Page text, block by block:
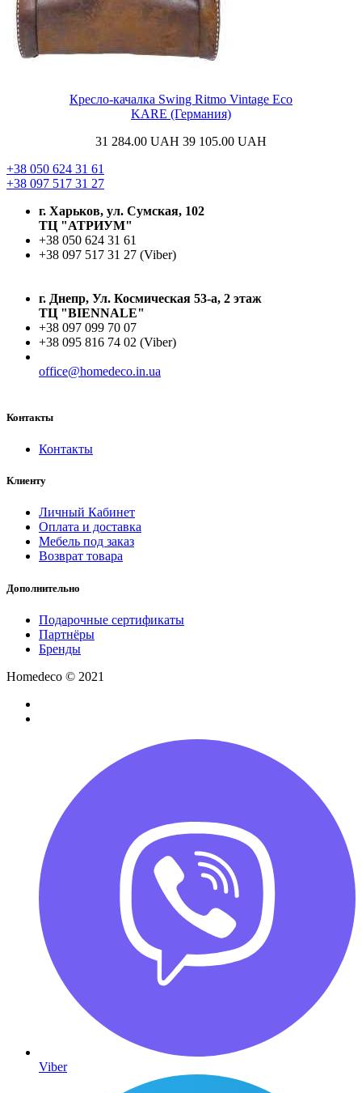
Кресло-качалка Swing Ritmo Vintage Eco
KARE (Германия)
31 284.00 UAH 39 105.00 UAH
+38 050 624 31 61
+38 097 517 31 27
г. Харьков, ул. Сумская, 102
ТЦ "АТРИУМ"
+38 050 624 31 61
+38 097 517 31 27 (Viber)
г. Днепр, Ул. Космическая 53-а, 2 этаж
ТЦ "BIENNALE"
+38 097 099 70 07
+38 095 816 74 02 (Viber)
office@homedeco.in.ua
Контакты
Контакты
Клиенту
Личный Кабинет
Оплата и доставка
Мебель под заказ
Возврат товара
Дополнительно
Подарочные сертификаты
Партнёры
Бренды
Homedeco © 2021
Viber